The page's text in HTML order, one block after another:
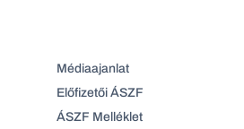
Médiaajanlat
Előfizetői ÁSZF
ÁSZF Melléklet